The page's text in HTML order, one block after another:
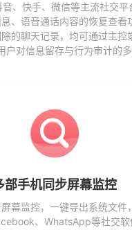
、快手、微信等主流社交平
、语音通话内容的恢复查看
的聊天记录，均可通过主控
户对信息留存与行为审计的多
部手机同步屏幕监控
幕监控，一键导出系统文件
、WhatsApp等社交软